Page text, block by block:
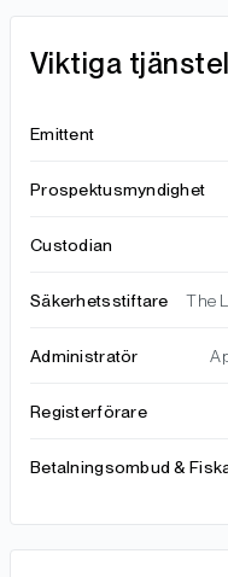
Viktiga
Emittent
Prospektusmyndighet
Custodian
Säkerhetsstiftare The
Administratör
Registerförare
Betalningsombud &